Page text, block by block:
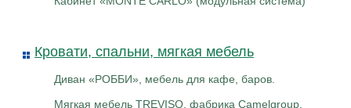
Кровати, спальни, мягкая мебель
Диван «РОББИ», мебель для кафе, баров.
Мягкая мебель TREVISO, фабрика Camelgroup,